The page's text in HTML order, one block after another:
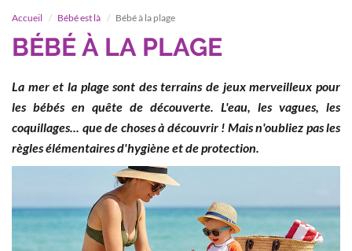
Accueil Bébé est là Bébé à la plage
BÉBÉ À LA PLAGE
La mer et la plage sont des terrains de jeux merveilleux pour
les bébés en quête de découverte. L'eau, les vagues, les
coquillages... que de choses à découvrir ! Mais n'oubliez pas les
règles élémentaires d'hygiène et de protection.